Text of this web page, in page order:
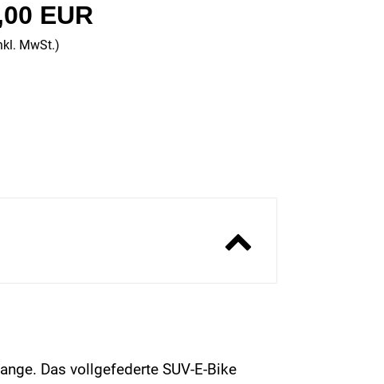
EUR
MwSt.)
Das vollgefederte SUV-E-Bike